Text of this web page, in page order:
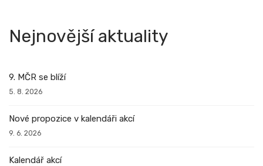
Nejnovější aktuality
9. MČR se blíží
5. 8. 2026
Nové propozice v kalendáři akcí
9. 6. 2026
Kalendář akcí